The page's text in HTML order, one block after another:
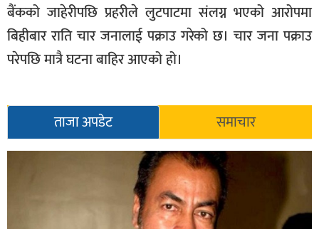
बैंकको जाहेरीपछि प्रहरीले लुटपाटमा संलग्न भएको आरोपमा
बिहीबार राति चार जनालाई पक्राउ गरेको छ। चार जना पक्राउ
परेपछि मात्रै घटना बाहिर आएको हो।
ताजा अपडेट समाचार